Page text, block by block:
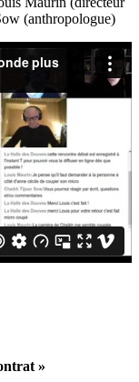
(anthropologue)
»